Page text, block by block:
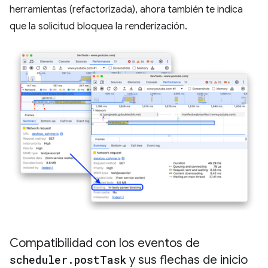
herramientas (refactorizada), ahora también te indica
que la solicitud bloquea la renderización.
Compatibilidad con los eventos de
scheduler . postTask y sus flechas de inicio